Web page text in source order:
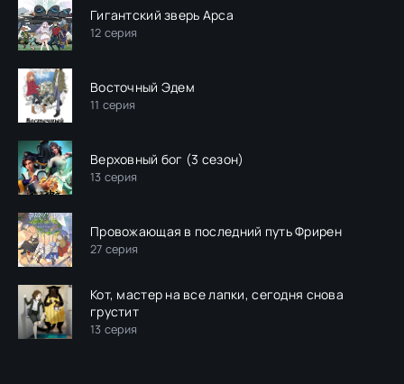
Гигантский зверь Арса
12 серия
Восточный Эдем
11 серия
Верховный бог (3 сезон)
13 серия
Провожающая в последний путь Фрирен
27 серия
Кот, мастер на все лапки, сегодня снова
грустит
13 серия